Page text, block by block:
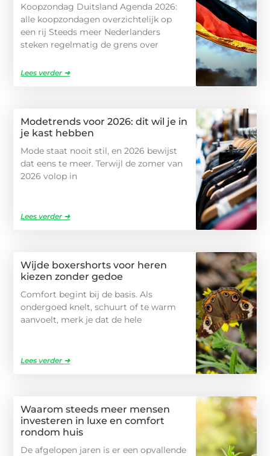
Koopzondag Duitsland Agenda 2026:
alle koopzondagen overzichtelijk op
een rij Steeds meer Nederlanders
steken regelmatig de grens over
Lees verder ➜
Modetrends voor 2026: dit wil je in
je kast hebben
Mode staat nooit stil, en 2026 bewijst
dat eens te meer. Terwijl de zomer van
2026 volop in
Lees verder ➜
Wijde boxershorts voor heren
kiezen zonder gedoe
Comfort begint bij de basis. Als
ondergoed knelt, schuurt of te warm
aanvoelt, merk je dat de hele
Lees verder ➜
Waarom steeds meer mensen
investeren in luxe en comfort
rondom huis
De afgelopen jaren is er een opvallende